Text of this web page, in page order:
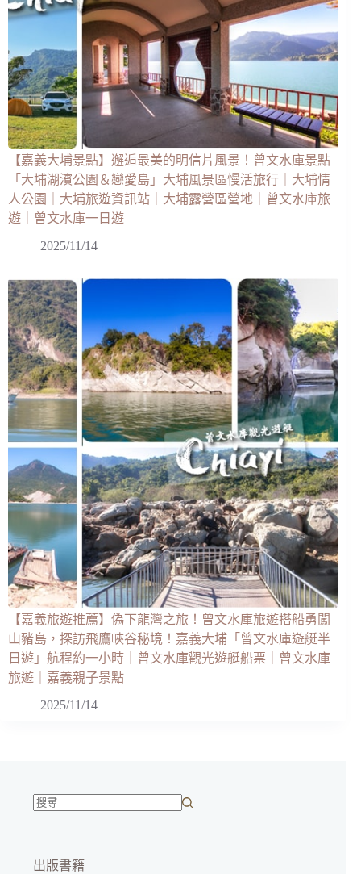
【嘉義大埔景點】邂逅最美的明信片風景！曾文水庫景點
「大埔湖濱公園＆戀愛島」大埔風景區慢活旅行｜大埔情
人公園｜大埔旅遊資訊站｜大埔露營區營地｜曾文水庫旅
遊｜曾文水庫一日遊
2025/11/14
【嘉義旅遊推薦】偽下龍灣之旅！曾文水庫旅遊搭船勇闖
山豬島，探訪飛鷹峽谷秘境！嘉義大埔「曾文水庫遊艇半
日遊」航程約一小時｜曾文水庫觀光遊艇船票｜曾文水庫
旅遊｜嘉義親子景點
2025/11/14
到
出版書籍